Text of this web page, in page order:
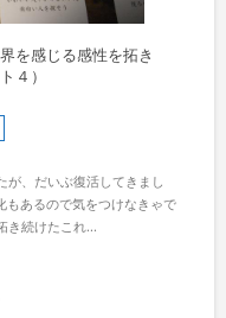
を感じる感性を拓き
４）
、だいぶ復活してきまし
もあるので気をつけなきゃで
続けたこれ...